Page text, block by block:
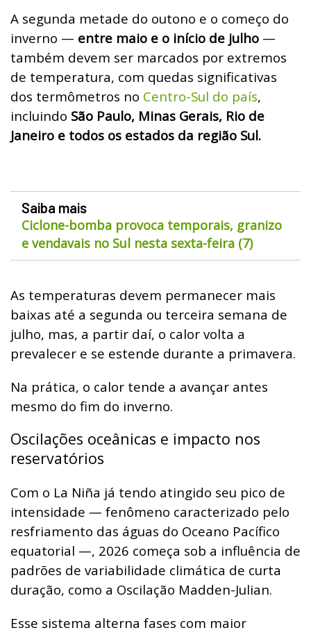
A segunda metade do outono e o começo do
inverno — entre maio e o início de julho —
também devem ser marcados por extremos
de temperatura, com quedas significativas
dos termômetros no Centro-Sul do país,
incluindo São Paulo, Minas Gerais, Rio de
Janeiro e todos os estados da região Sul.
Saiba mais
Ciclone-bomba provoca temporais, granizo
e vendavais no Sul nesta sexta-feira (7)
As temperaturas devem permanecer mais
baixas até a segunda ou terceira semana de
julho, mas, a partir daí, o calor volta a
prevalecer e se estende durante a primavera.
Na prática, o calor tende a avançar antes
mesmo do fim do inverno.
Oscilações oceânicas e impacto nos
reservatórios
Com o La Niña já tendo atingido seu pico de
intensidade — fenômeno caracterizado pelo
resfriamento das águas do Oceano Pacífico
equatorial —, 2026 começa sob a influência de
padrões de variabilidade climática de curta
duração, como a Oscilação Madden-Julian.
Esse sistema alterna fases com maior